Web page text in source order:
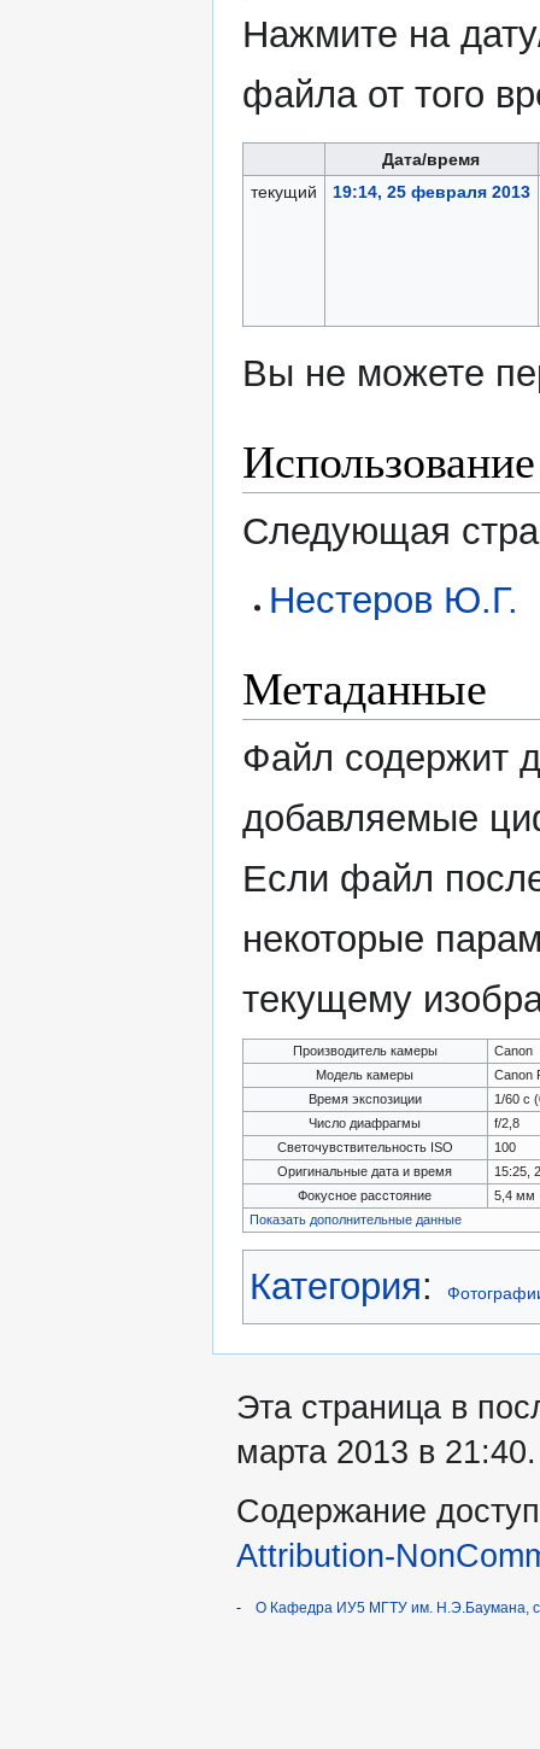
Нажмите на
файла от того
Дата/время
текущий
19:14, 25 февраля 2013
Вы не можете
Следующая
Нестеров Ю.Г.
Метаданные
Файл содержит
добавляемые
Если файл
некоторые
текущему
Производитель камеры
Canon
Модель камеры
Canon
Время экспозиции
1/60 с
Число диафрагмы
f/2,8
Светочувствительность ISO
100
Оригинальные дата и время
15:25,
Фокусное расстояние
5,4 мм
Показать дополнительные данные
Категория:
Эта страница в
марта 2013 в 21:40.
Содержание
Attribution-
- О Кафедра ИУ5 МГТУ им. Н.Э.Баумана,